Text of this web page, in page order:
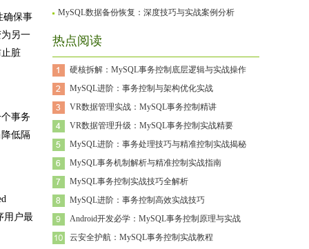
确保事
另一
脏
事务
低隔
用户最
MySQL数据备份恢复：深度技巧与实战案例分析
热点阅读
硬核拆解：MySQL事务控制底层逻辑与实战操作
MySQL进阶：事务控制与架构优化实战
VR数据管理实战：MySQL事务控制精讲
VR数据管理升级：MySQL事务控制实战精要
MySQL进阶：事务处理技巧与精准控制实战揭秘
MySQL事务机制解析与精准控制实战指南
MySQL事务控制实战技巧全解析
MySQL进阶：事务控制高效实战技巧
Android开发必学：MySQL事务控制原理与实战
云安全护航：MySQL事务控制实战教程